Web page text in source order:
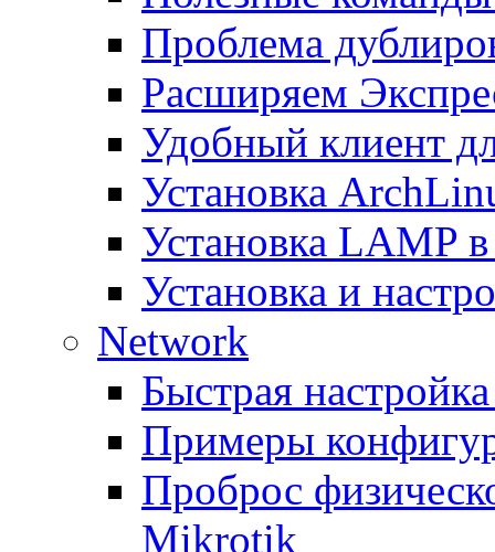
Проблема
Расширяем
Удобный клиент
Установка
Установка LAMP
Установка и
Network
Быстрая
Примеры
Проброс
Mikrotik